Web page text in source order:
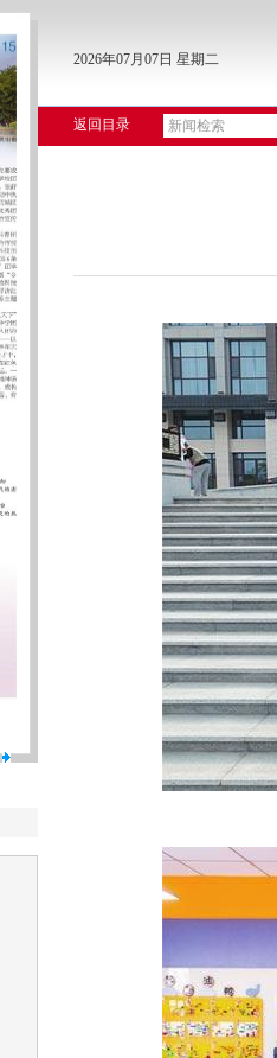
2026年07月07日 星期二
返回目录